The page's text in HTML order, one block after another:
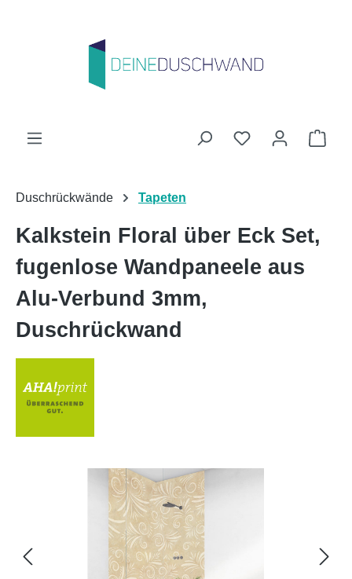
Du hast 0
Duschrückwände Tapeten
Kalkstein Floral über Eck Set,
fugenlose Wandpaneele aus
Alu-Verbund 3mm,
Duschrückwand